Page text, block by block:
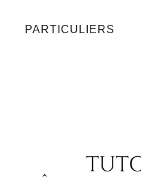
PARTICULIERS